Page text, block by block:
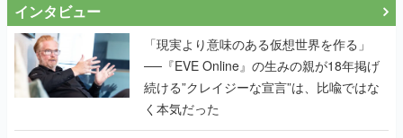
インタビュー
「現実より意味のある仮想世界を作る」
──『EVE Online』の生みの親が18年掲げ
続ける”クレイジーな宣言”は、比喩ではな
く本気だった